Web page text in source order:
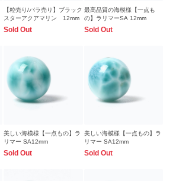
【粒売り/バラ売り】ブラック
スターアクアマリン 12mm
Sold Out
最高品質の海模様【一点も
の】ラリマーSA 12mm
Sold Out
美しい海模様【一点もの】ラ
リマー SA12mm
Sold Out
美しい海模様【一点もの】ラ
リマー SA12mm
Sold Out